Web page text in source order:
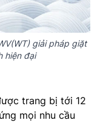
giải pháp giặt
hiện đại
trang bị tới 12
mọi nhu cầu